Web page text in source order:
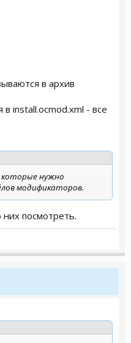
в архив
install.ocmod.xml - все
которые нужно
модификаторов.
посмотреть.